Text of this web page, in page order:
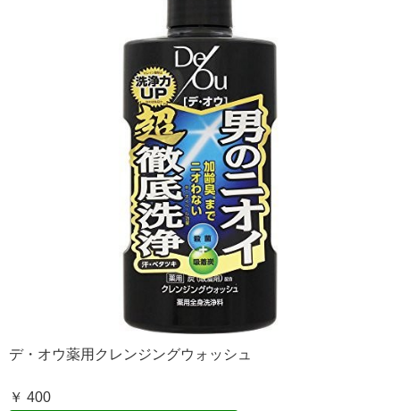
デ・オウ薬用クレンジングウォッシュ
￥ 400